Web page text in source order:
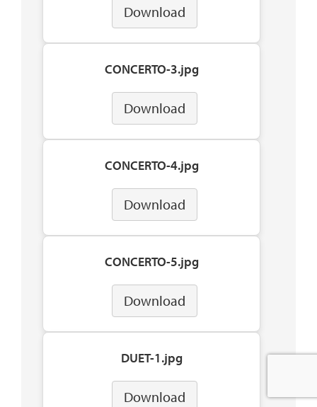
Download
CONCERTO-3.jpg
Download
CONCERTO-4.jpg
Download
CONCERTO-5.jpg
Download
DUET-1.jpg
Download